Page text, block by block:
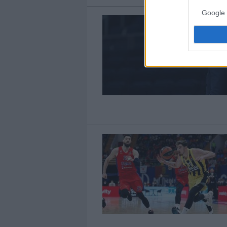
Google